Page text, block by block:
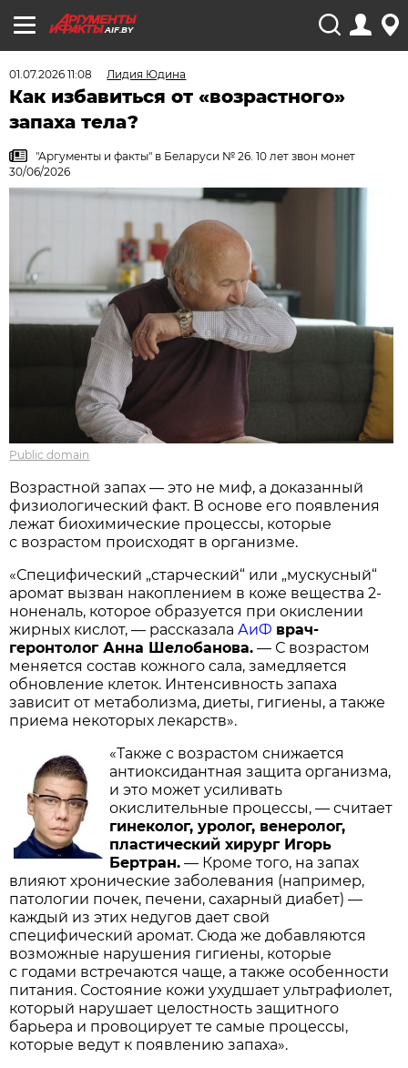
AIF.BY
01.07.2026 11:08 Лидия Юдина
Как избавиться от «возрастного»
запаха тела?
"Аргументы и факты" в Беларуси № 26. 10 лет звон монет
30/06/2026
Public domain
Возрастной запах — это не миф, а доказанный
физиологический факт. В основе его появления
лежат биохимические процессы, которые
с возрастом происходят в организме.
«Специфический „старческий“ или „мускусный“
аромат вызван накоплением в коже вещества 2-
ноненаль, которое образуется при окислении
жирных кислот, — рассказалаАиФ врач-
геронтолог Анна Шелобанова. — С возрастом
меняется состав кожного сала, замедляется
обновление клеток. Интенсивность запаха
зависит от метаболизма, диеты, гигиены, а также
приема некоторых лекарств».
«Также с возрастом снижается
антиоксидантная защита организма,
и это может усиливать
окислительные процессы, — считает
гинеколог, уролог, венеролог,
пластический хирург Игорь
Бертран. — Кроме того, на запах
влияют хронические заболевания (например,
патологии почек, печени, сахарный диабет) —
каждый из этих недугов дает свой
специфический аромат. Сюда же добавляются
возможные нарушения гигиены, которые
с годами встречаются чаще, а также особенности
питания. Состояние кожи ухудшает ультрафиолет,
который нарушает целостность защитного
барьера и провоцирует те самые процессы,
которые ведут к появлению запаха».